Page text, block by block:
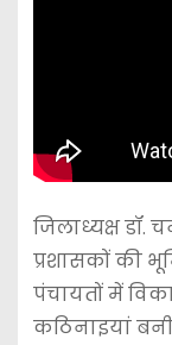
जिलाध्यक्ष डॉ.
प्रशासकों की
पंचायतों में
कठिनाइयां